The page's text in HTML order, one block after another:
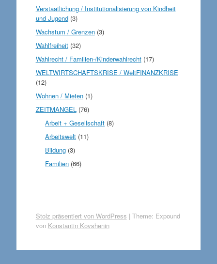
Verstaatlichung / Institutionalisierung von Kindheit
und Jugend(3)
Wachstum / Grenzen(3)
Wahlfreiheit(32)
Wahlrecht / Familien-/Kinderwahlrecht(17)
WELTWIRTSCHAFTSKRISE / WeltFINANZKRISE
(12)
Wohnen / Mieten(1)
ZEITMANGEL(76)
Arbeit + Gesellschaft (8)
Arbeitswelt (11)
Bildung (3)
Familien (66)
Stolz präsentiert von WordPress | Theme: Expound
von Konstantin Kovshenin